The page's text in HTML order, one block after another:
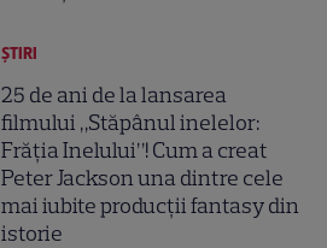
ȘTIRI
25 de ani de la lansarea
filmului „Stăpânul inelelor:
Frăția Inelului”! Cum a creat
Peter Jackson una dintre cele
mai iubite producții fantasy din
istorie